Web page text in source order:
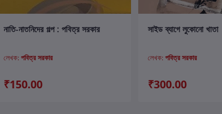
কার্টে যোগ করুন
নাতি-নাতনিদের গল্প : পবিত্র সরকার
লেখক: পবিত্র সরকার
₹150.00
কার্টে যোগ করুন
সাইড ব্যাগে লুকোনো খাতা
লেখক:পবিত্র সরকার
₹300.00